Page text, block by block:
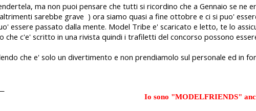
ma non puoi pensare che tutti si ricordino che a Gennaio se ne
sarebbe grave ) ora siamo quasi a fine ottobre e ci si puo'
essere passato dalla mente. Model Tribe e' scaricato e letto, te lo
che c'e' scritto in una rivista quindi i trafiletti del concorso possono
che e' solo un divertimento e non prendiamolo sul personale ed in
Io sono "MODELFRIENDS"